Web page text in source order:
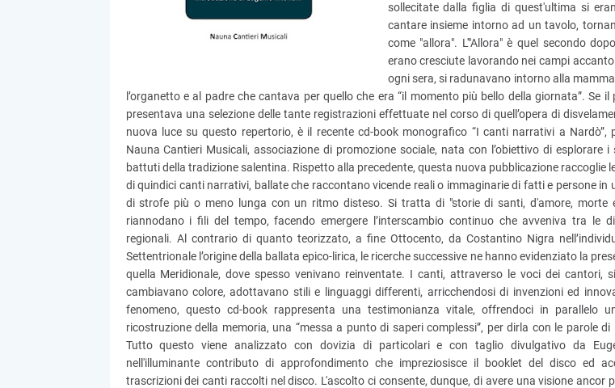
sollecitate dalla figlia di quest'ultima si
cantare insieme intorno ad un tavolo,
come "allora". L'"Allora" è quel secondo
erano cresciute lavorando nei campi
ogni sera, si radunavano intorno alla
l’organetto e al padre che cantava per quello che era “il momento più bello della giornata”. Se il
presentava una selezione delle tante registrazioni effettuate nel corso di quell’opera di
nuova luce su questo repertorio, è il recente cd-book monografico “I canti narrativi a Nardò”,
Nauna Cantieri Musicali, associazione di promozione sociale, nata con l’obiettivo di esplorare i
battuti della tradizione salentina. Rispetto alla precedente, questa nuova pubblicazione raccoglie
di quindici canti narrativi, ballate che raccontano vicende reali o immaginarie di fatti e persone in
di strofe più o meno lunga con un ritmo disteso. Si tratta di "storie di santi, d'amore, morte
riannodano i fili del tempo, facendo emergere l’interscambio continuo che avveniva tra le
regionali. Al contrario di quanto teorizzato, a fine Ottocento, da Costantino Nigra
Settentrionale l’origine della ballata epico-lirica, le ricerche successive ne hanno evidenziato la
quella Meridionale, dove spesso venivano reinventate. I canti, attraverso le voci dei cantori,
cambiavano colore, adottavano stili e linguaggi differenti, arricchendosi di invenzioni ed
fenomeno, questo cd-book rappresenta una testimonianza vitale, offrendoci in parallelo
ricostruzione della memoria, una “messa a punto di saperi complessi”, per dirla con le parole di
Tutto questo viene analizzato con dovizia di particolari e con taglio divulgativo da
nell'illuminante contributo di approfondimento che impreziosisce il booklet del disco ed
trascrizioni dei canti raccolti nel disco. L'ascolto ci consente, dunque, di avere una visione ancor